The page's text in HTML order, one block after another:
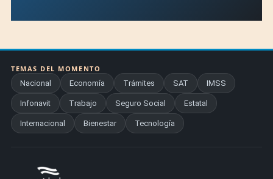
TEMAS DEL MOMENTO
Nacional
Economía Trámites SAT IMSS
Infonavit Trabajo Seguro Social Estatal
Internacional Bienestar Tecnología